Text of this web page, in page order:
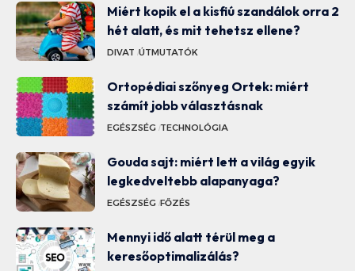
Miért kopik el a kisfiú szandálok orra 2
hét alatt, és mit tehetsz ellene?
DIVAT ÚTMUTATÓK
Ortopédiai szőnyeg Ortek: miért
számít jobb választásnak
EGÉSZSÉG TECHNOLÓGIA
Gouda sajt: miért lett a világ egyik
legkedveltebb alapanyaga?
EGÉSZSÉG FŐZÉS
Mennyi idő alatt térül meg a
keresőoptimalizálás?